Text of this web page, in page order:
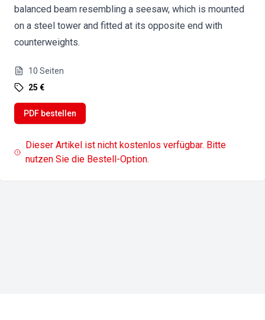
balanced beam resembling a seesaw, which is mounted
on a steel tower and fitted at its opposite end with
counterweights.
10 Seiten
25 €
PDF bestellen
Dieser Artikel ist nicht kostenlos verfügbar. Bitte
nutzen Sie die Bestell-Option.